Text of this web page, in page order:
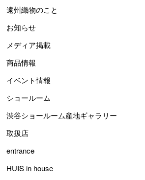
遠州織物のこと
お知らせ
メディア掲載
商品情報
イベント情報
ショールーム
渋谷ショールーム産地ギャラリー
取扱店
entrance
HUIS in house